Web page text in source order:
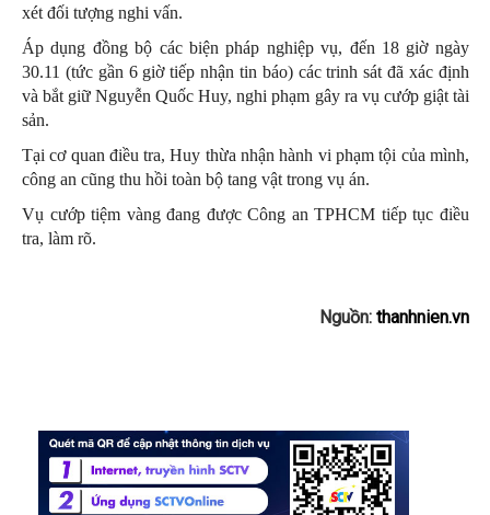
xét đối tượng nghi vấn.
Áp dụng đồng bộ các biện pháp nghiệp vụ, đến 18 giờ ngày
30.11 (tức gần 6 giờ tiếp nhận tin báo) các trinh sát đã xác định
và bắt giữ Nguyễn Quốc Huy, nghi phạm gây ra vụ cướp giật tài
sản.
Tại cơ quan điều tra, Huy thừa nhận hành vi phạm tội của mình,
công an cũng thu hồi toàn bộ tang vật trong vụ án.
Vụ cướp tiệm vàng đang được Công an TPHCM tiếp tục điều
tra, làm rõ.
Nguồn: thanhnien.vn